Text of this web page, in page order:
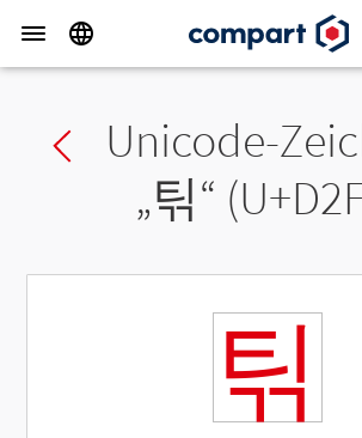
Previous char
Unicode-
„틲“
틲